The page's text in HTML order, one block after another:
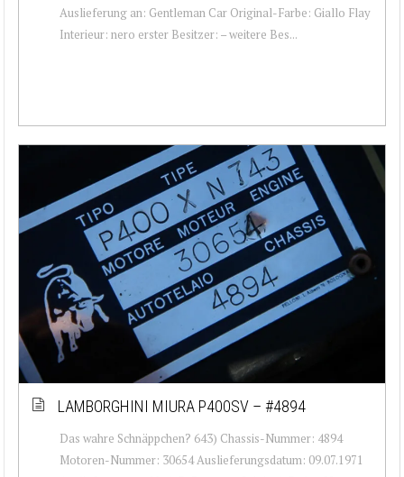
Auslieferung an: Gentleman Car Original-Farbe: Giallo Flay
Interieur: nero erster Besitzer: – weitere Bes...
LAMBORGHINI MIURA P400SV – #4894
Das wahre Schnäppchen? 643) Chassis-Nummer: 4894
Motoren-Nummer: 30654 Auslieferungsdatum: 09.07.1971